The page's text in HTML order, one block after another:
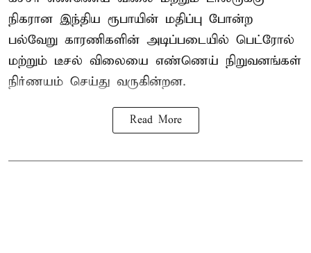
நிகரான இந்திய ரூபாயின் மதிப்பு போன்ற
பல்வேறு காரணிகளின் அடிப்படையில் பெட்ரோல்
மற்றும் டீசல் விலையை எண்ணெய் நிறுவனங்கள்
நிர்ணயம் செய்து வருகின்றன.
Read More